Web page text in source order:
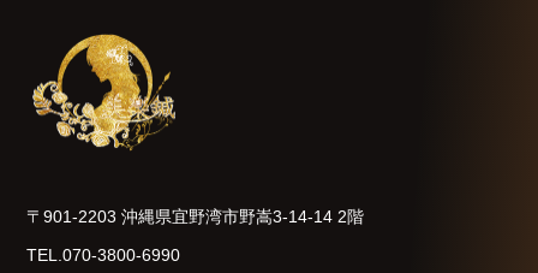
〒901-2203 沖縄県宜野湾市野嵩3-14-14 2階
TEL.070-3800-6990